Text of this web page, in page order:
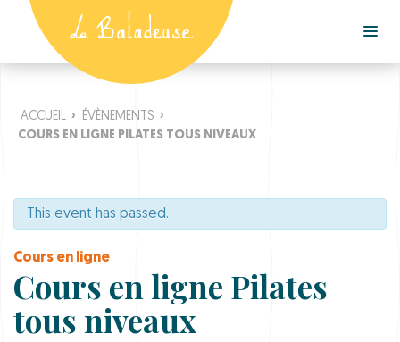
ACCUEIL › ÉVÈNEMENTS ›
COURS EN LIGNE PILATES TOUS NIVEAUX
This event has passed.
Cours en ligne
Cours en ligne Pilates
tous niveaux